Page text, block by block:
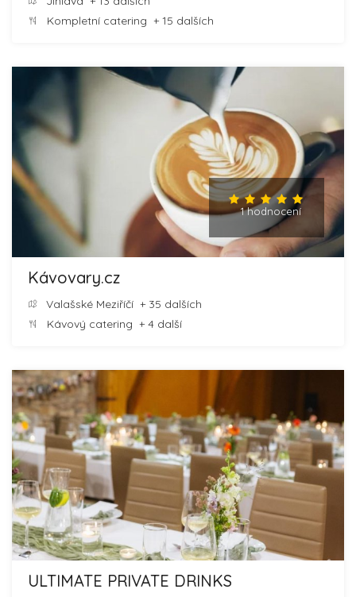
Kompletní catering + 15 dalších
1 hodnocení
Kávovary.cz
Valašské Meziříčí + 35 dalších
Kávový catering + 4 další
ULTIMATE PRIVATE DRINKS